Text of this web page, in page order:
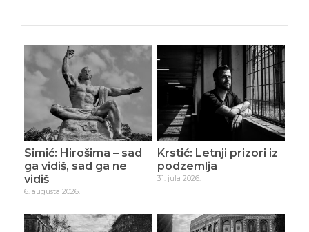
Simić: Hirošima – sad
ga vidiš, sad ga ne
vidiš
6. augusta 2026.
Krstić: Letnji prizori iz
podzemlja
31. jula 2026.